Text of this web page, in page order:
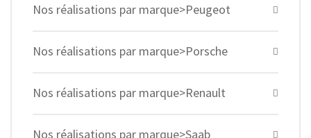
Nos réalisations par marque>Peugeot
Nos réalisations par marque>Porsche
Nos réalisations par marque>Renault
Nos réalisations par marque>Saab